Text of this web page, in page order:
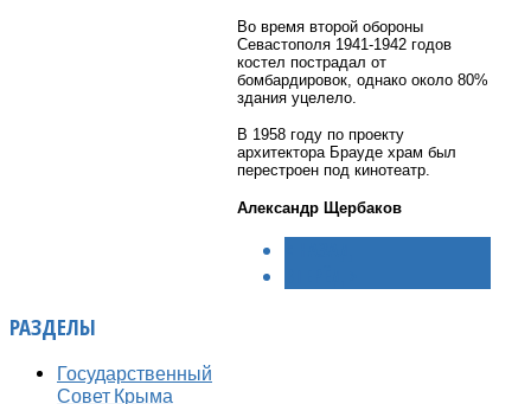
Во время второй обороны
Севастополя 1941-1942 годов
костел пострадал от
бомбардировок, однако около 80%
здания уцелело.
В 1958 году по проекту
архитектора Брауде храм был
перестроен под кинотеатр.
Александр Щербаков
РАЗДЕЛЫ
Государственный
Совет Крыма